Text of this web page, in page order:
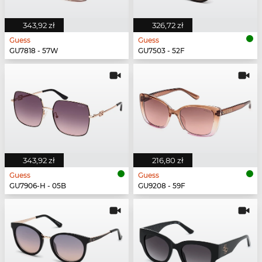
343,92 zł
Guess
GU7818 - 57W
326,72 zł
Guess
GU7503 - 52F
343,92 zł
Guess
GU7906-H - 05B
216,80 zł
Guess
GU9208 - 59F